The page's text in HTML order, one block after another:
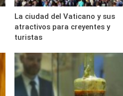
La ciudad del Vaticano y sus
atractivos para creyentes y
turistas